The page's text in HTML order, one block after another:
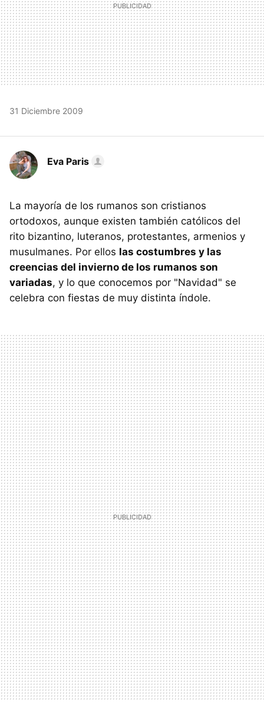
31 Diciembre 2009
Eva Paris
La mayoría de los rumanos son cristianos
ortodoxos, aunque existen también católicos del
rito bizantino, luteranos, protestantes, armenios y
musulmanes. Por ellos las costumbres y las
creencias del invierno de los rumanos son
variadas, y lo que conocemos por "Navidad" se
celebra con fiestas de muy distinta índole.